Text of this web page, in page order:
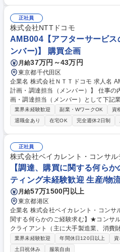
渉、調達戦略の立案 ・製造委託先の選
管理、一部原薬の調達コントロール ・
推進 募集職種 【企画・調達担当（調達戦略立案・交渉等）】大手OTC医
薬品メーカー/年休129日
正社員
株式会社NTTドコモ
AMB004【アフターサービス
ンバー)】 購買企画
月給37万円～43万円
東京都千代田区
企業名 株式会社ＮＴＴドコモ 求人名 AMB004【アフターサービスの事業
計画・調達担当（メンバー）】 仕事の内容 アフターサービスの事業計
画・調達担当（メンバー）として下記
活用した求償予測をベースに効果的か
満足度を担保した上で調達コストを低減し、CS と利益の
■求償予測システムの運用、改善業務
務、資産価額登録業務等（会計業務）
ースに求償予測システムを運用・改善
在庫日数等を勘案し最適な調達を実施
の資産価額登録・棚卸関連業務 募集職種 AMB004【アフターサービスの
事業計画・調達担当（メンバー）】
業界未経験歓迎 副業・WワークOK 資
退職金あり
在宅OK 完全週休2日制
正社員
株式会社ベイカレント・コンサル
【調達、購買に関する何ら
ティング未経験歓迎 生産/物
月給57万1500円以上
東京都港区
企業名 株式会社ベイカレント・コンサルティング 求人名
関する何らかのご経験求む】★コンサルティ
クライアント（主に大手製造業、消費
サプライチェーンにおける構造改革や
入・業務定着まで一気通貫でリードしていただきま
業界未経験歓迎 年間休日120日以上
土日祝休み
服装自由